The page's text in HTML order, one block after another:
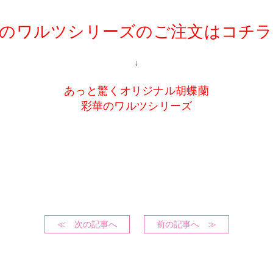
ワルツシリーズのご注文はコチ
↓
あっと驚くオリジナル胡蝶蘭
彩華のワルツシリーズ
≪ 次の記事へ 前の記事へ ≫